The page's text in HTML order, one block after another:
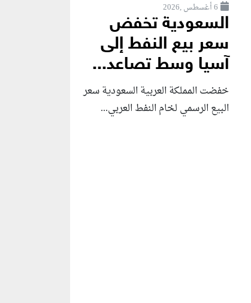
6 أغسطس ,2026
السعودية تخفض
سعر بيع النفط إلى
آسيا وسط تصاعد...
خفضت المملكة العربية السعودية سعر
البيع الرسمي لخام النفط العربي...